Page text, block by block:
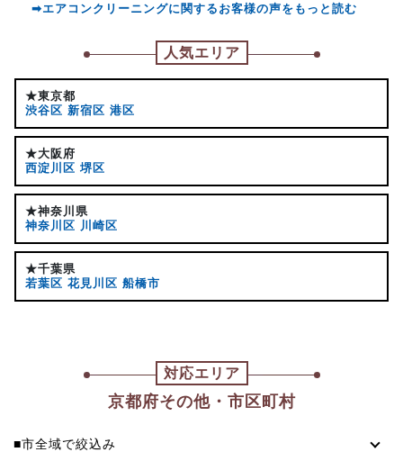
➡エアコンクリーニングに関するお客様の声をもっと読む
人気エリア
★東京都
渋谷区 新宿区 港区
★大阪府
西淀川区 堺区
★神奈川県
神奈川区 川崎区
★千葉県
若葉区 花見川区 船橋市
対応エリア
京都府その他・市区町村
■市全域で絞込み